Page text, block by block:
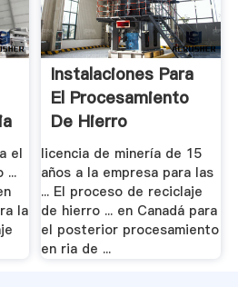
el
...
la
Instalaciones Para
El Procesamiento
De Hierro
licencia de minería de 15
años a la empresa para las
... El proceso de reciclaje
de hierro ... en Canadá para
el posterior procesamiento
en ria de ...